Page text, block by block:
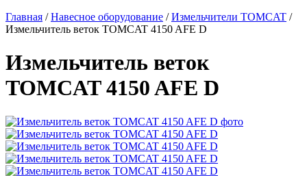
Главная /Навесное оборудование /Измельчители TOMCAT /
Измельчитель веток TOMCAT 4150 AFE D
Измельчитель веток
TOMCAT 4150 AFE D